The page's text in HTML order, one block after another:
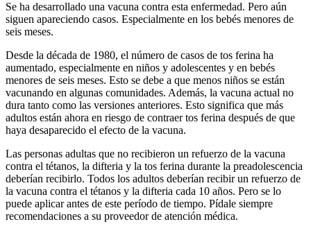
Se ha desarrollado una vacuna contra esta enfermedad. Pero aún
siguen apareciendo casos. Especialmente en los bebés menores de
seis meses.
Desde la década de 1980, el número de casos de tos ferina ha
aumentado, especialmente en niños y adolescentes y en bebés
menores de seis meses. Esto se debe a que menos niños se están
vacunando en algunas comunidades. Además, la vacuna actual no
dura tanto como las versiones anteriores. Esto significa que más
adultos están ahora en riesgo de contraer tos ferina después de que
haya desaparecido el efecto de la vacuna.
Las personas adultas que no recibieron un refuerzo de la vacuna
contra el tétanos, la difteria y la tos ferina durante la preadolescencia
deberían recibirlo. Todos los adultos deberían recibir un refuerzo de
la vacuna contra el tétanos y la difteria cada 10 años. Pero se lo
puede aplicar antes de este período de tiempo. Pídale siempre
recomendaciones a su proveedor de atención médica.